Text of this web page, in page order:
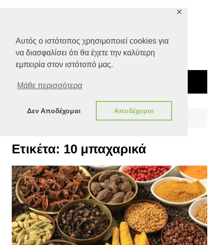
Αυτός ο ιστότοπος χρησιμοποιεί cookies για
να διασφαλίσει ότι θα έχετε την καλύτερη
εμπειρία στον ιστότοπό μας.
Μάθε περισσότερα
Δεν Αποδέχομαι Αποδέχομαι
✕
Ετικέτα: 10 μπαχαρικά